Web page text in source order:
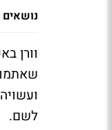
וורן
לשם.